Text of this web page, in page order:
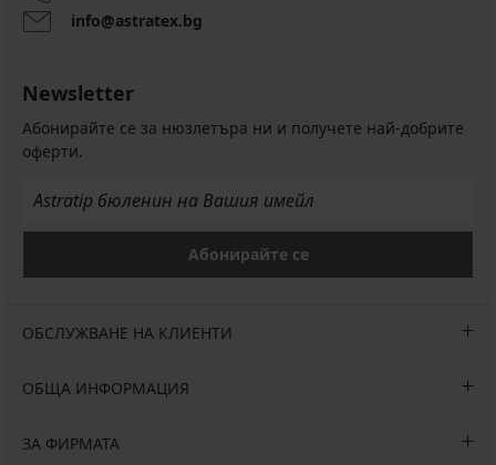
info@astratex.bg
Newsletter
Абонирайте се за нюзлетъра ни и получете най-добрите
оферти.
Абонирайте се
ОБСЛУЖВАНЕ НА КЛИЕНТИ
ОБЩА ИНФОРМАЦИЯ
ЗА ФИРМАТА